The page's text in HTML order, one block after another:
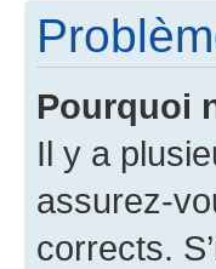
Pourquoi
Il y a
assurez-
corrects.